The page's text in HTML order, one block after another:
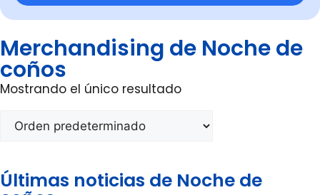
Merchandising de Noche de
coños
Mostrando el único resultado
Últimas noticias de Noche de